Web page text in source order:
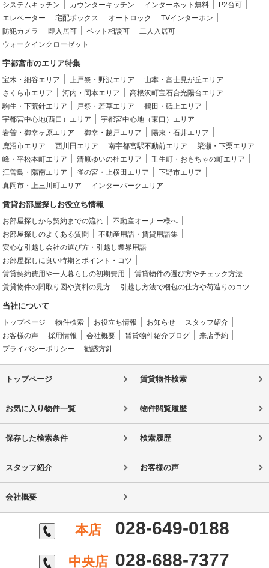
システムキッチン
カウンターキッチン インターネット無料
P2台可
エレベーター
宅配ボックス オートロック
TVインターホン
防犯カメラ
即入居可 ペット相談可
二人入居可
ウォークインクローゼット
宇都宮市のエリア特集
宝木・細谷エリア 上戸祭・野沢エリア
山本・富士見が丘エリア
さくら市エリア
河内・岡本エリア
高根沢町宝石台光陽台エリア
駒生・下荒針エリア
戸祭・若草エリア
鶴田・砥上エリア
宇都宮中心地(西口）エリア
宇都宮中心地（東口）エリア
岩曽・御幸ヶ原エリア
御幸・越戸エリア
陽東・石井エリア
鹿沼市エリア
西川田エリア 南宇都宮駅不動前エリア
簗瀬・下栗エリア
峰・平松本町エリア
清原ゆいの杜エリア
壬生町・おもちゃの町エリア
江曽島・陽南エリア
雀の宮・上横田エリア
下野市エリア
真岡市・上三川町エリア
インターパークエリア
賃貸お部屋探しお役立ち情報
お部屋探しから契約までの流れ
不動産オーナー様へ
お部屋探しのよくある質問
不動産用語・賃貸用語集
安心な引越し会社の選び方・引越し業界用語
お部屋探しに良い時期とポイント・コツ
賃貸契約費用や一人暮らしの初期費用
賃貸物件の選び方やチェック方法
賃貸物件の間取り図や資料の見方
引越し方法で梱包の仕方や荷造りのコツ
当社について
トップページ 物件検索 お役立ち情報 お知らせ
スタッフ紹介
お客様の声
採用情報 会社概要 賃貸物件紹介ブログ
来店予約
プライバシーポリシー
勧誘方針
トップページ 賃貸物件検索
お気に入り物件一覧 物件閲覧履歴
保存した検索条件 検索履歴
スタッフ紹介 お客様の声
会社概要
本店 028-649-0188
中央店 028-688-7377